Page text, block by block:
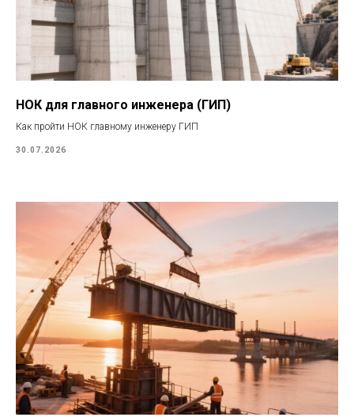
НОК для главного инженера (ГИП)
Как пройти НОК главному инженеру ГИП
30.07.2026